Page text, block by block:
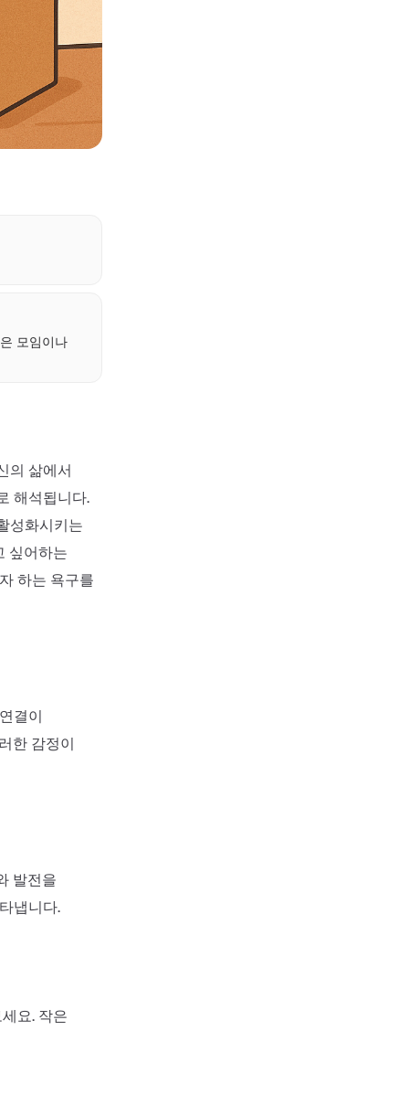
모임이나
의 삶에서
해석됩니다.
성화시키는
싶어하는
하는 욕구를
결이
한 감정이
발전을
냅니다.
요. 작은